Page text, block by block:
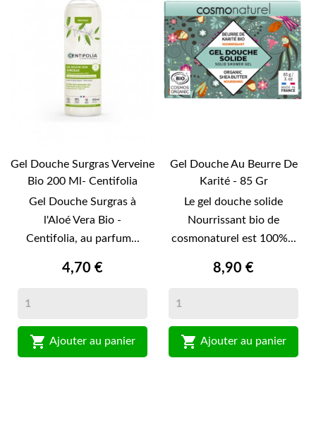
Gel Douche Surgras Verveine
Bio 200 Ml- Centifolia
Gel Douche Surgras à
l'Aloé Vera Bio -
Centifolia, au parfum...
4,70 €
 Ajouter au panier
Gel Douche Au Beurre De
Karité - 85 Gr
Le gel douche solide
Nourrissant bio de
cosmonaturel est 100%...
8,90 €
 Ajouter au panier